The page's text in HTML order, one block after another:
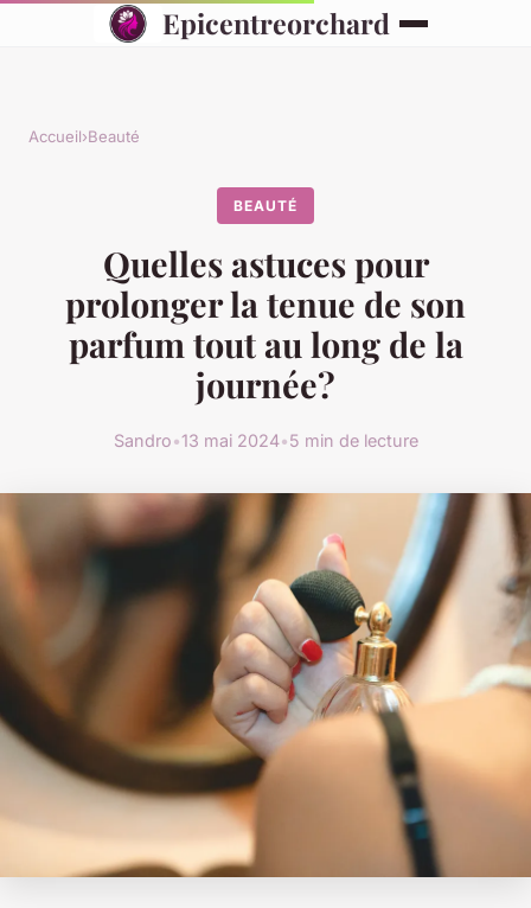
Epicentreorchard
Accueil›Beauté
BEAUTÉ
Quelles astuces pour
prolonger la tenue de son
parfum tout au long de la
journée?
Sandro•13 mai 2024•5 min de lecture